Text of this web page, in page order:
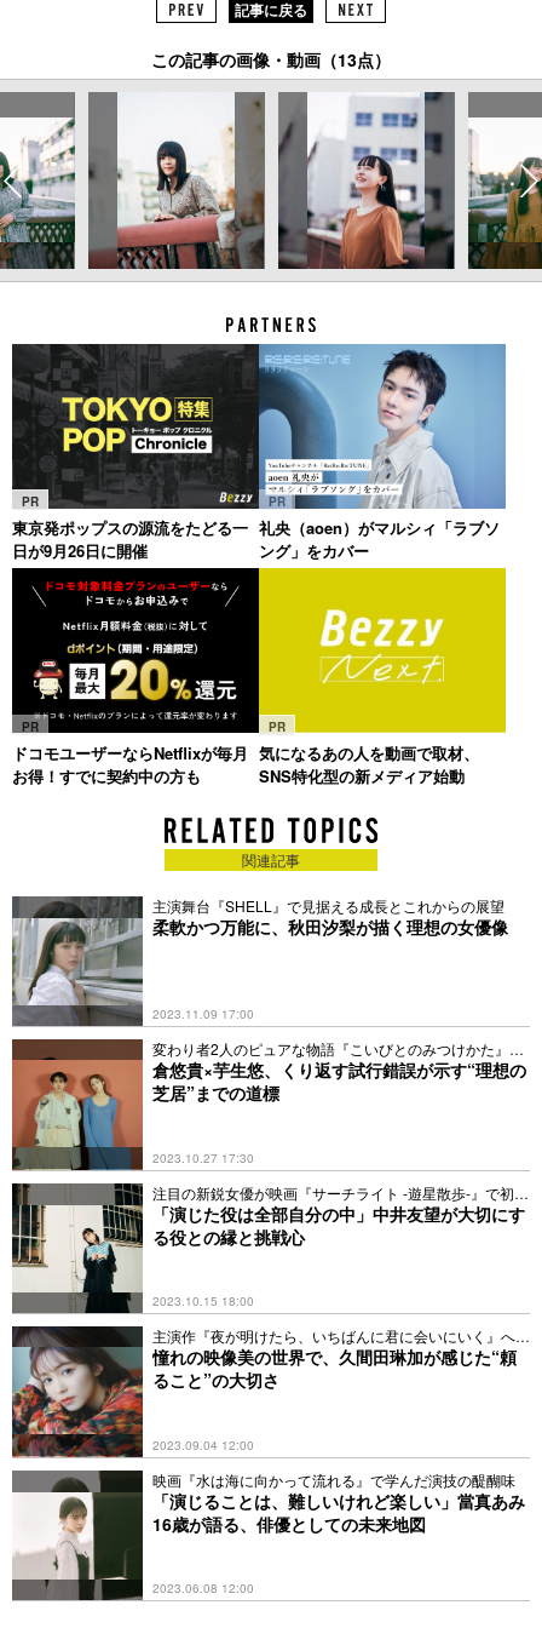
記事に戻る
この記事の画像・動画（13点）
PR
東京発ポップスの源流をたどる一
日が9月26日に開催
PR
礼央（aoen）がマルシィ「ラブソ
ング」をカバー
PR
ドコモユーザーならNetflixが毎月
お得！すでに契約中の方も
PR
気になるあの人を動画で取材、
SNS特化型の新メディア始動
関連記事
主演舞台『SHELL』で見据える成長とこれからの展望
柔軟かつ万能に、秋田汐梨が描く理想の女優像
2023.11.09 17:00
変わり者2人のピュアな物語『こいびとのみつけかた』で
共演
倉悠貴×芋生悠、くり返す試行錯誤が示す“理想の
芝居”までの道標
2023.10.27 17:30
注目の新鋭女優が映画『サーチライト -遊星散歩-』で初主
演「演じた役は全部自分の中」中井友望が大切にす
る役との縁と挑戦心
2023.10.15 18:00
主演作『夜が明けたら、いちばんに君に会いにいく』への
想い
憧れの映像美の世界で、久間田琳加が感じた“頼
ること”の大切さ
2023.09.04 12:00
映画『水は海に向かって流れる』で学んだ演技の醍醐味
「演じることは、難しいけれど楽しい」當真あみ
16歳が語る、俳優としての未来地図
2023.06.08 12:00